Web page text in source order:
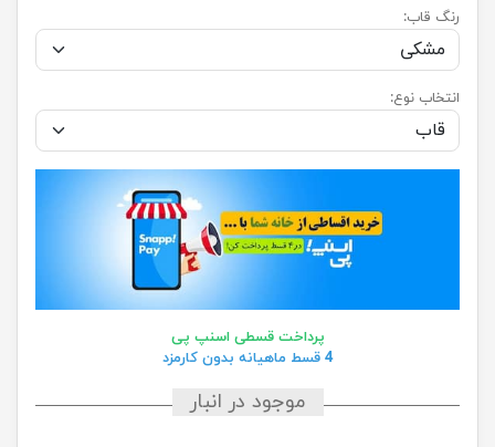
رنگ قاب:
انتخاب نوع:
پرداخت قسطی اسنپ پی
4 قسط ماهیانه بدون کارمزد
موجود در انبار